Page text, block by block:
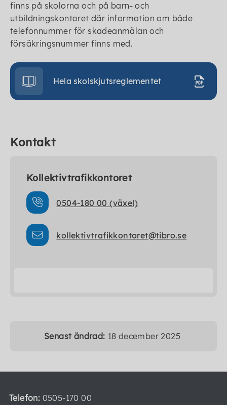
finns på skolorna och på barn- och
utbildningskontoret där information om både
telefonnummer för skadeanmälan och
försäkringsnummer finns med.
Hela skolskjutsreglementet
Kontakt
Kollektivtrafikkontoret
0504-180 00 (växel)
kollektivtrafikkontoret@tibro.se
Senast ändrad: 18 december 2025
Telefon: 0505-170 00